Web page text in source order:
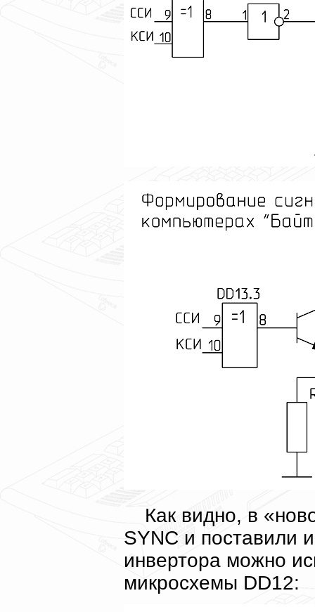
Как видно, в
SYNC и поставили
инвертора можно
микросхемы DD12: